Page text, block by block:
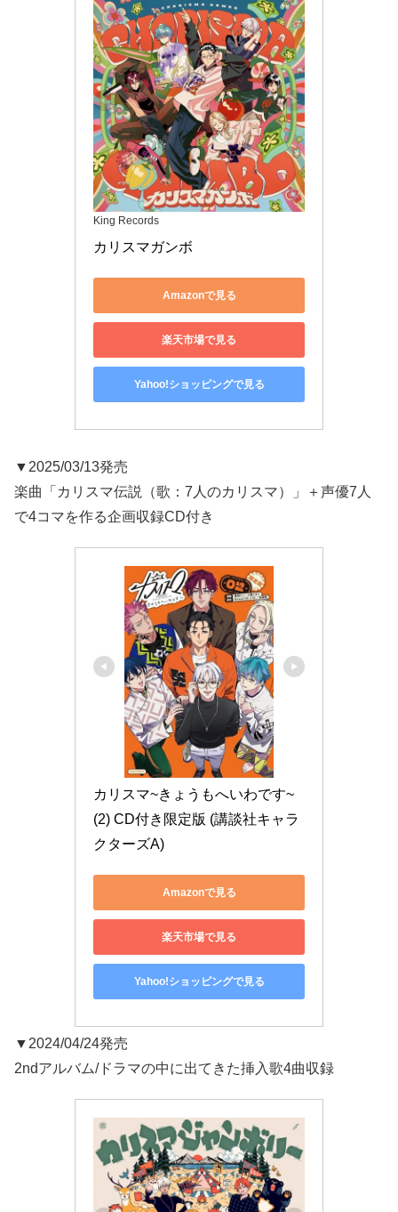
King Records
カリスマガンボ
Amazonで見る
楽天市場で見る
Yahoo!ショッピングで見る
▼2025/03/13発売
楽曲「カリスマ伝説（歌：7人のカリスマ）」＋声優7人
で4コマを作る企画収録CD付き
カリスマ~きょうもへいわです~
(2) CD付き限定版 (講談社キャラ
クターズA)
Amazonで見る
楽天市場で見る
Yahoo!ショッピングで見る
▼2024/04/24発売
2ndアルバム/ドラマの中に出てきた挿入歌4曲収録